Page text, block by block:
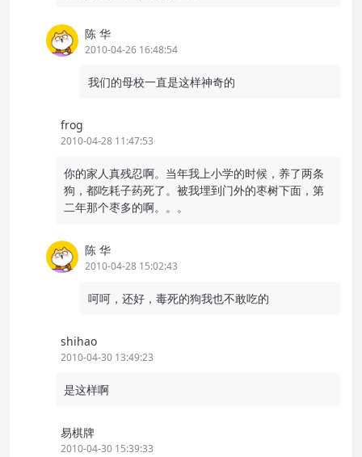
陈 华
2010-04-26 16:48:54
我们的母校一直是这样神奇的
frog
2010-04-28 11:47:53
你的家人真残忍啊。当年我上小学的时候，养了两条
狗，都吃耗子药死了。被我埋到门外的枣树下面，第
二年那个枣多的啊。。。
陈 华
2010-04-28 15:02:43
呵呵，还好，毒死的狗我也不敢吃的
shihao
2010-04-30 13:49:23
是这样啊
易棋牌
2010-04-30 15:39:33